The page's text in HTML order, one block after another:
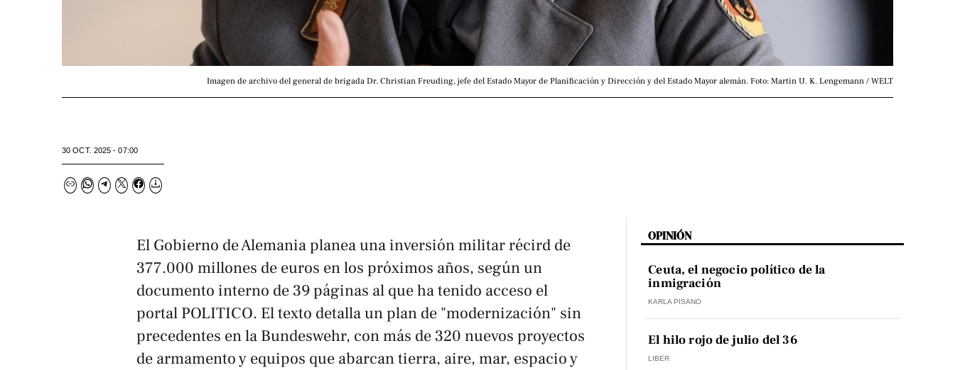
Imagen de archivo del general de brigada Dr. Christian Freuding, jefe del Estado Mayor de Planificación y Dirección y del Estado Mayor alemán. Foto: Martin U. K. Lengemann / WELT
30 OCT. 2025 - 07:00
El Gobierno de Alemania planea una inversión militar récird de
377.000 millones de euros en los próximos años, según un
documento interno de 39 páginas al que ha tenido acceso el
portal POLITICO. El texto detalla un plan de "modernización" sin
precedentes en la Bundeswehr, con más de 320 nuevos proyectos
de armamento y equipos que abarcan tierra, aire, mar, espacio y
OPINIÓN
Ceuta, el negocio político de la
inmigración
KARLA PISANO
El hilo rojo de julio del 36
LIBER